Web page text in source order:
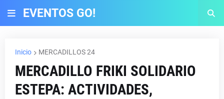
EVENTOS GO!
Inicio MERCADILLOS 24
MERCADILLO FRIKI SOLIDARIO
ESTEPA: ACTIVIDADES,